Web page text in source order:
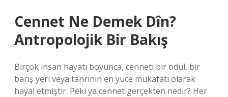
Cennet Ne Demek Dîn?
Antropolojik Bir Bakış
Birçok insan hayatı boyunca, cenneti bir ödül, bir
barış yeri veya tanrının en yüce mükafatı olarak
hayal etmiştir. Peki ya cennet gerçekten nedir? Her